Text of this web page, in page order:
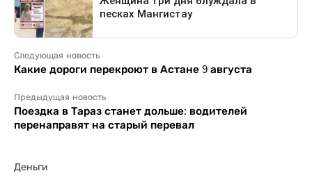
Следующая новость
Какие дороги перекроют в Астане 9 августа
Предыдущая новость
Поездка в Тараз станет дольше: водителей
перенаправят на старый перевал
Деньги